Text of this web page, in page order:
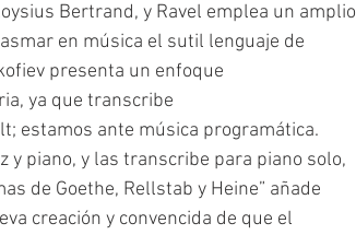
Bertrand, y Ravel emplea un amplio
en música el sutil lenguaje de
presenta un enfoque
ya que transcribe
estamos ante música programática.
y piano, y las transcribe para piano solo,
de Goethe, Rellstab y Heine” añade
creación y convencida de que el